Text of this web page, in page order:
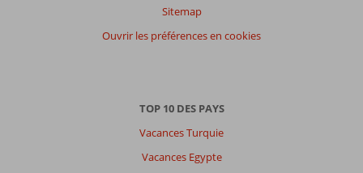
Sitemap
Ouvrir les préférences en cookies
TOP 10 DES PAYS
Vacances Turquie
Vacances Egypte